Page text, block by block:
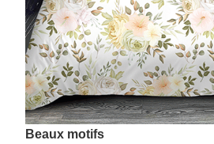
Beaux motifs